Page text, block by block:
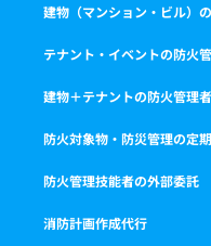
建物（マンション・ビル）
テナント・イベントの防火
建物＋テナントの防火管理
防火対象物・防災管理の定
防火管理技能者の外部委託
消防計画作成代行